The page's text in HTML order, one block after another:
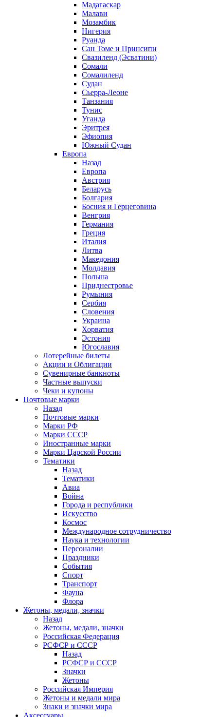
Мадагаскар
Малави
Мозамбик
Нигерия
Руанда
Сан Томе и Принсипи
Свазиленд (Эсватини)
Сомали
Сомалиленд
Судан
Сьерра-Леоне
Танзания
Тунис
Уганда
Эритрея
Эфиопия
Южный Судан
Европа
Назад
Европа
Австрия
Беларусь
Болгария
Босния и Герцеговина
Венгрия
Германия
Греция
Италия
Литва
Македония
Молдавия
Польша
Приднестровье
Румыния
Сербия
Словения
Украина
Хорватия
Эстония
Югославия
Лотерейные билеты
Акции и Облигации
Сувенирные банкноты
Частные выпуски
Чеки и купоны
Почтовые марки
Назад
Почтовые марки
Марки РФ
Марки СССР
Иностранные марки
Марки Царской России
Тематики
Назад
Тематики
Авиа
Война
Города и республики
Искусство
Космос
Международное сотрудничество
Наука и технологии
Персоналии
Праздники
События
Спорт
Транспорт
Фауна
Флора
Жетоны, медали, значки
Назад
Жетоны, медали, значки
Российская Федерация
РСФСР и СССР
Назад
РСФСР и СССР
Значки
Жетоны
Российская Империя
Жетоны и медали мира
Знаки и значки мира
Аксессуары